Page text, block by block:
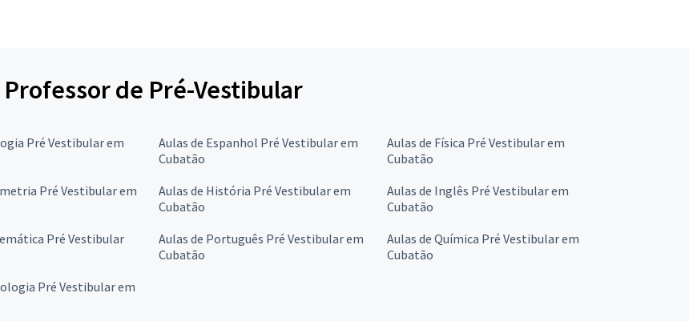
de Pré-Vestibular
Pré Vestibular em
Aulas de Espanhol Pré Vestibular em
Cubatão
Aulas de Física Pré Vestibular em
Cubatão
Pré Vestibular em
Aulas de História Pré Vestibular em
Cubatão
Aulas de Inglês Pré Vestibular em
Cubatão
Pré Vestibular
Aulas de Português Pré Vestibular em
Cubatão
Aulas de Química Pré Vestibular em
Cubatão
Pré Vestibular em